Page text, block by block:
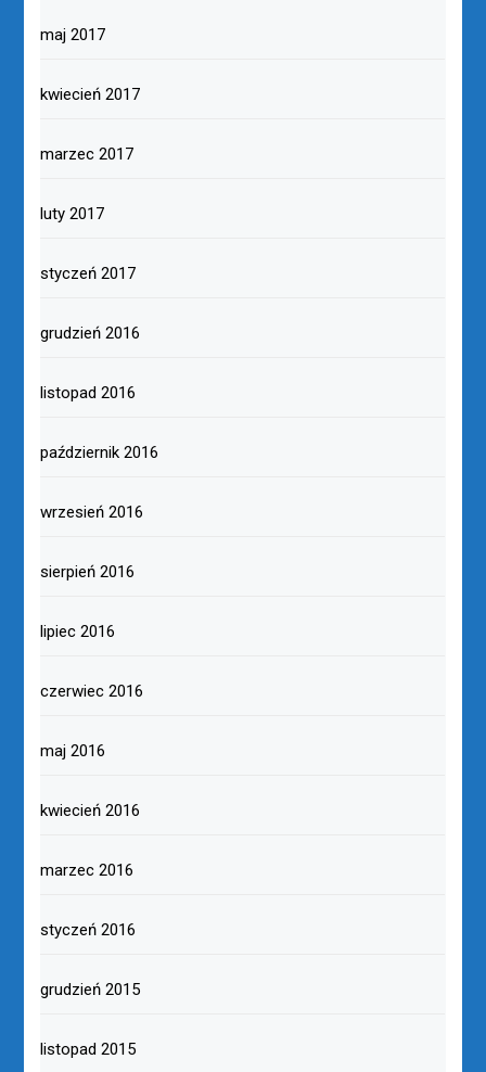
maj 2017
kwiecień 2017
marzec 2017
luty 2017
styczeń 2017
grudzień 2016
listopad 2016
październik 2016
wrzesień 2016
sierpień 2016
lipiec 2016
czerwiec 2016
maj 2016
kwiecień 2016
marzec 2016
styczeń 2016
grudzień 2015
listopad 2015